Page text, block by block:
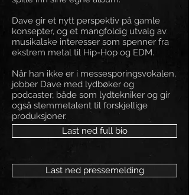
Dave gir et nytt perspektiv på gamle
konsepter, og et mangfoldig utvalg av
musikalske interesser som spenner fra
ekstrem metal til Hip-Hop og EDM.
Når han ikke er i messesporingsvokalen,
jobber Dave med lydbøker og
podcaster, både som lydtekniker og gir
også stemmetalent til forskjellige
produksjoner.
Last ned full bio
Last ned pressemelding